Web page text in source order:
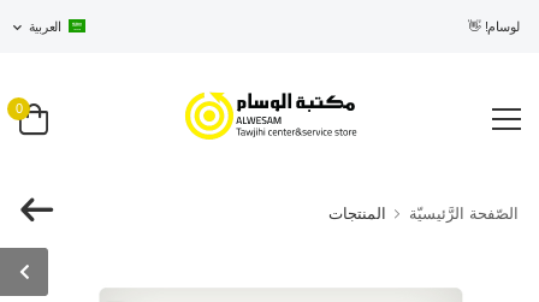
الوسام! 👋 العربية
0
الصّفحة الرَّئيسيّة المنتجات